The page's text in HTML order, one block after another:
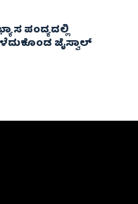
ಪಂದ್ಯದಲ್ಲಿ
ಜೈಸ್ವಾಲ್